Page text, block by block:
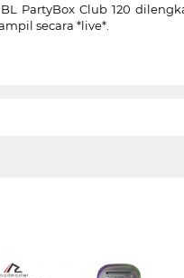
PartyBox Club 120
secara *live*.